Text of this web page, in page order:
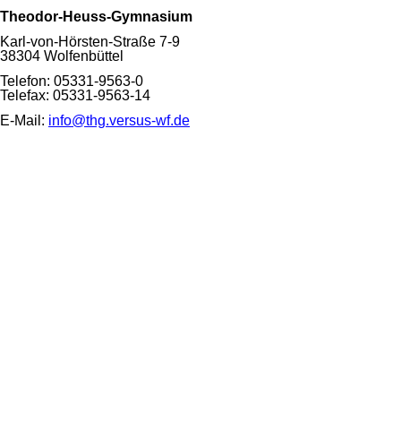
Theodor-Heuss-Gymnasium
Karl-von-Hörsten-Straße 7-9
38304 Wolfenbüttel
Telefon: 05331-9563-0
Telefax: 05331-9563-14
E-Mail: info@thg.versus-wf.de